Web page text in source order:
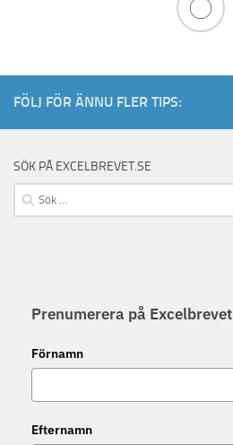
FÖLJ FÖR ÄNNU FLER TIPS:
SÖK PÅ EXCELBREVET.SE
Sök
efter:
Prenumerera på Excelbrevet
Förnamn
Efternamn